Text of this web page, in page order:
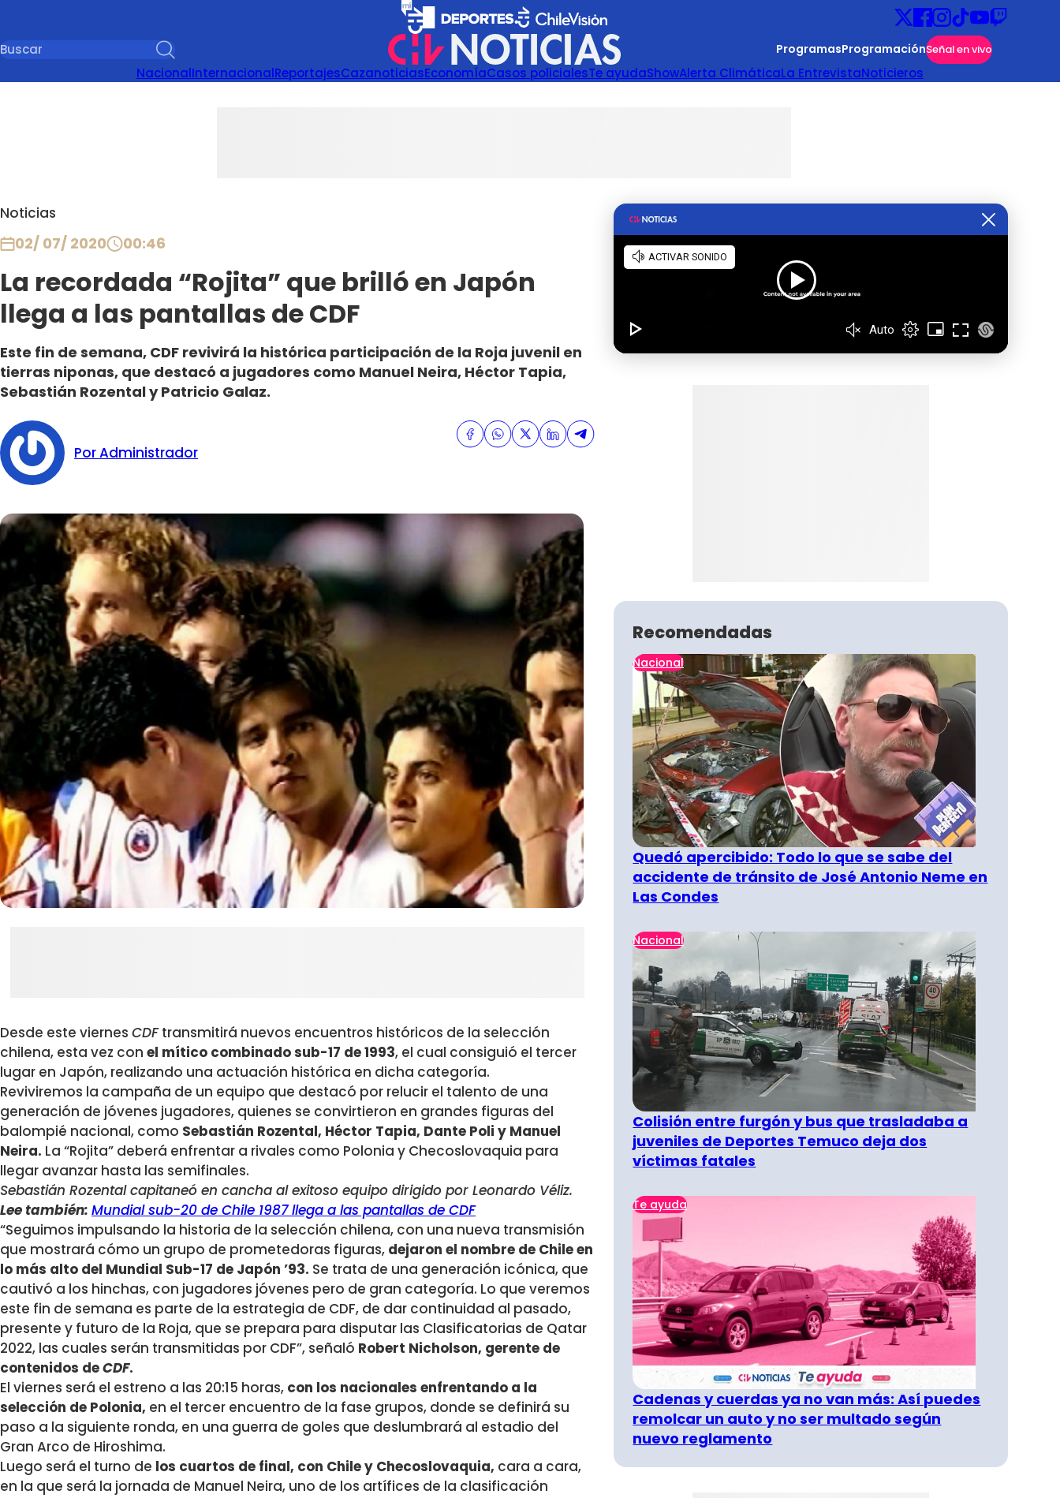
ProgramasProgramaciónSeñal en vivo
NacionalInternacionalReportajesCazanoticiasEconomíaCasos policialesTe ayudaShowAlerta ClimáticaLa EntrevistaNoticieros
Noticias
02/ 07/ 2020 00:46
La recordada “Rojita” que brilló en Japón
llega a las pantallas de CDF
Este fin de semana, CDF revivirá la histórica participación de la Roja juvenil en
tierras niponas, que destacó a jugadores como Manuel Neira, Héctor Tapia,
Sebastián Rozental y Patricio Galaz.
Por Administrador
Desde este viernes CDFtransmitirá nuevos encuentros históricos de la selección
chilena, esta vez con el mítico combinado sub-17 de 1993, el cual consiguió el tercer
lugar en Japón, realizando una actuación histórica en dicha categoría.
Reviviremos la campaña de un equipo que destacó por relucir el talento de una
generación de jóvenes jugadores, quienes se convirtieron en grandes figuras del
balompié nacional, como Sebastián Rozental, Héctor Tapia, Dante Poli y Manuel
Neira. La “Rojita” deberá enfrentar a rivales como Polonia y Checoslovaquia para
llegar avanzar hasta las semifinales.
Sebastián Rozental capitaneó en cancha al exitoso equipo dirigido por Leonardo Véliz.
Lee también: Mundial sub-20 de Chile 1987 llega a las pantallas de CDF
“Seguimos impulsando la historia de la selección chilena, con una nueva transmisión
que mostrará cómo un grupo de prometedoras figuras, dejaron el nombre de Chile en
lo más alto del Mundial Sub-17 de Japón ’93. Se trata de una generación icónica, que
cautivó a los hinchas, con jugadores jóvenes pero de gran categoría. Lo que veremos
este fin de semana es parte de la estrategia de CDF, de dar continuidad al pasado,
presente y futuro de la Roja, que se prepara para disputar las Clasificatorias de Qatar
2022, las cuales serán transmitidas por CDF”, señaló Robert Nicholson, gerente de
contenidos deCDF.
El viernes será el estreno a las 20:15 horas, con los nacionales enfrentando a la
selección de Polonia, en el tercer encuentro de la fase grupos, donde se definirá su
paso a la siguiente ronda, en una guerra de goles que deslumbrará al estadio del
Gran Arco de Hiroshima.
Luego será el turno de los cuartos de final, con Chile y Checoslovaquia, cara a cara,
en la que será la jornada de Manuel Neira, uno de los artífices de la clasificación
Recomendadas
Nacional
Quedó apercibido: Todo lo que se sabe del
accidente de tránsito de José Antonio Neme en
Las Condes
Nacional
Colisión entre furgón y bus que trasladaba a
juveniles de Deportes Temuco deja dos
víctimas fatales
Te ayuda
Cadenas y cuerdas ya no van más: Así puedes
remolcar un auto y no ser multado según
nuevo reglamento